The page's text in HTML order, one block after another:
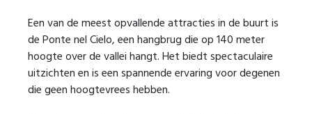
Een van de meest opvallende attracties in de buurt is
de Ponte nel Cielo, een hangbrug die op 140 meter
hoogte over de vallei hangt. Het biedt spectaculaire
uitzichten en is een spannende ervaring voor degenen
die geen hoogtevrees hebben.